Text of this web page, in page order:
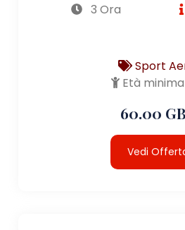
3 Ora
Sport
Età minima
60.00
Vedi